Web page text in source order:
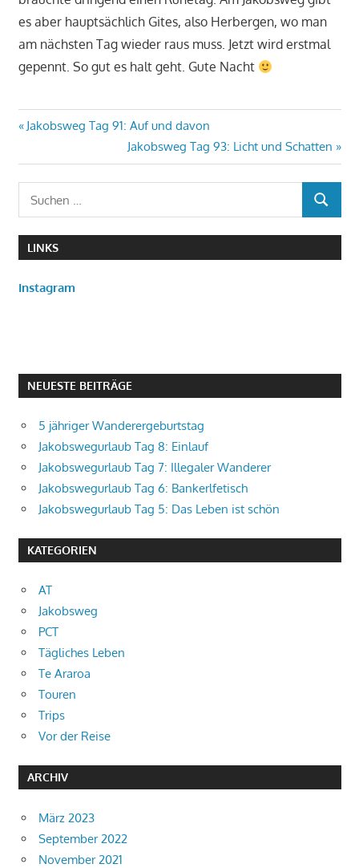
es aber hauptsächlich Gites, also Herbergen, wo man
am nächsten Tag wieder raus muss. Jetzt wird erstmal
gepennt. So gut es halt geht. Gute Nacht
Beitragsnavigation
Vorheriger
Jakobsweg Tag 91: Auf und davon
Nächster
Beitrag:
Jakobsweg Tag 93: Licht und Schatten
SUCHEN
LINKS
Instagram
NEUESTE BEITRÄGE
5 jähriger Wanderergeburtstag
Jakobswegurlaub Tag 8: Einlauf
Jakobswegurlaub Tag 7: Illegaler Wanderer
Jakobswegurlaub Tag 6: Bankerlfetisch
Jakobswegurlaub Tag 5: Das Leben ist schön
KATEGORIEN
AT
Jakobsweg
PCT
Tägliches Leben
Te Araroa
Touren
Trips
Vor der Reise
ARCHIV
März 2023
September 2022
November 2021